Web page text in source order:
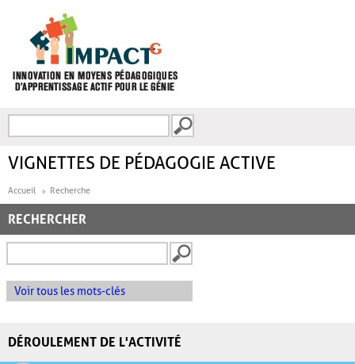
FORMULAIRE DE
VIGNETTES DE PÉDAGOGIE ACTIVE
Accueil Recherche
RECHERCHER
Voir tous les mots-clés
DÉROULEMENT DE L'ACTIVITÉ